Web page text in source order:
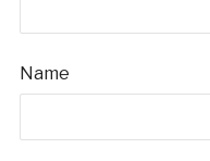
Name